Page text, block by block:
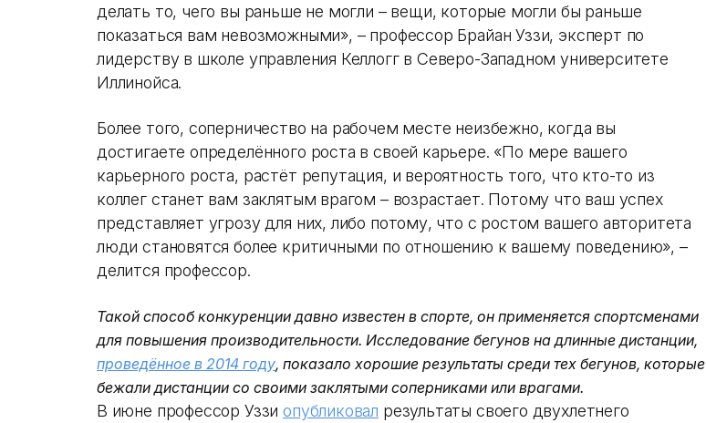
делать то, чего вы раньше не могли – вещи, которые могли бы раньше
показаться вам невозможными», – профессор Брайан Уззи, эксперт по
лидерству в школе управления Келлогг в Северо-Западном университете
Иллинойса.
Более того, соперничество на рабочем месте неизбежно, когда вы
достигаете определённого роста в своей карьере. «По мере вашего
карьерного роста, растёт репутация, и вероятность того, что кто-то из
коллег станет вам заклятым врагом – возрастает. Потому что ваш успех
представляет угрозу для них, либо потому, что с ростом вашего авторитета
люди становятся более критичными по отношению к вашему поведению», –
делится профессор.
Такой способ конкуренции давно известен в спорте, он применяется спортсменами
для повышения производительности. Исследование бегунов на длинные дистанции,
проведённое в 2014 году, показало хорошие результаты среди тех бегунов, которые
бежали дистанции со своими заклятыми соперниками или врагами.
В июне профессор Уззиопубликовал результаты своего двухлетнего